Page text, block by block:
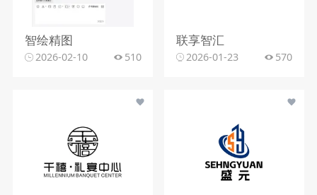
智绘精图
2026-02-10 510
联享智汇
2026-01-23 570